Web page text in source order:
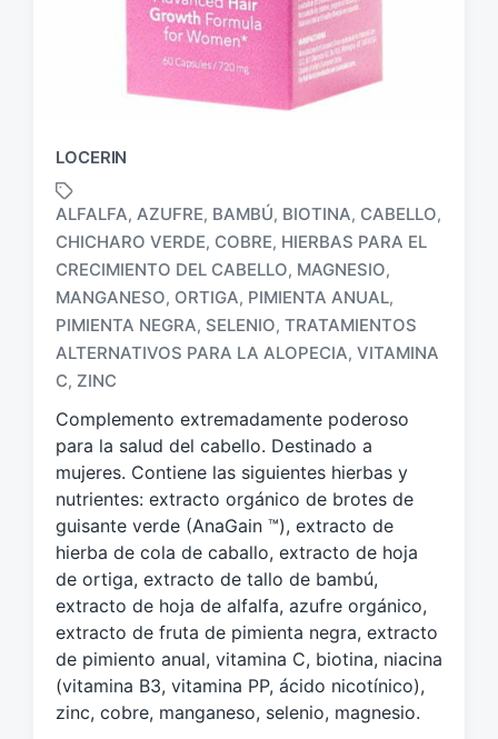
LOCERIN
E
t
u
e
t
a
d
o
c
o
n
ALFALFA, AZUFRE, BAMBÚ, BIOTINA, CABELLO,
CHICHARO VERDE, COBRE, HIERBAS PARA EL
CRECIMIENTO DEL CABELLO, MAGNESIO,
MANGANESO, ORTIGA, PIMIENTA ANUAL,
PIMIENTA NEGRA, SELENIO, TRATAMIENTOS
ALTERNATIVOS PARA LA ALOPECIA, VITAMINA
C, ZINC
Complemento extremadamente poderoso
para la salud del cabello. Destinado a
mujeres. Contiene las siguientes hierbas y
nutrientes: extracto orgánico de brotes de
guisante verde (AnaGain ™), extracto de
hierba de cola de caballo, extracto de hoja
de ortiga, extracto de tallo de bambú,
extracto de hoja de alfalfa, azufre orgánico,
extracto de fruta de pimienta negra, extracto
de pimiento anual, vitamina C, biotina, niacina
(vitamina B3, vitamina PP, ácido nicotínico),
zinc, cobre, manganeso, selenio, magnesio.